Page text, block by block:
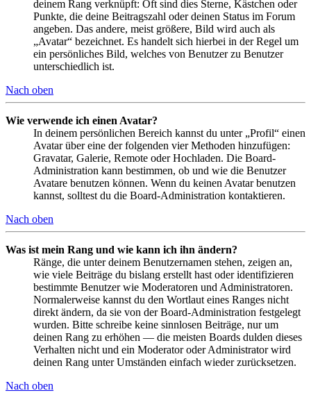
deinem Rang verknüpft: Oft sind dies Sterne, Kästchen oder
Punkte, die deine Beitragszahl oder deinen Status im Forum
angeben. Das andere, meist größere, Bild wird auch als
„Avatar“ bezeichnet. Es handelt sich hierbei in der Regel um
ein persönliches Bild, welches von Benutzer zu Benutzer
unterschiedlich ist.
Nach oben
Wie verwende ich einen Avatar?
In deinem persönlichen Bereich kannst du unter „Profil“ einen
Avatar über eine der folgenden vier Methoden hinzufügen:
Gravatar, Galerie, Remote oder Hochladen. Die Board-
Administration kann bestimmen, ob und wie die Benutzer
Avatare benutzen können. Wenn du keinen Avatar benutzen
kannst, solltest du die Board-Administration kontaktieren.
Nach oben
Was ist mein Rang und wie kann ich ihn ändern?
Ränge, die unter deinem Benutzernamen stehen, zeigen an,
wie viele Beiträge du bislang erstellt hast oder identifizieren
bestimmte Benutzer wie Moderatoren und Administratoren.
Normalerweise kannst du den Wortlaut eines Ranges nicht
direkt ändern, da sie von der Board-Administration festgelegt
wurden. Bitte schreibe keine sinnlosen Beiträge, nur um
deinen Rang zu erhöhen — die meisten Boards dulden dieses
Verhalten nicht und ein Moderator oder Administrator wird
deinen Rang unter Umständen einfach wieder zurücksetzen.
Nach oben